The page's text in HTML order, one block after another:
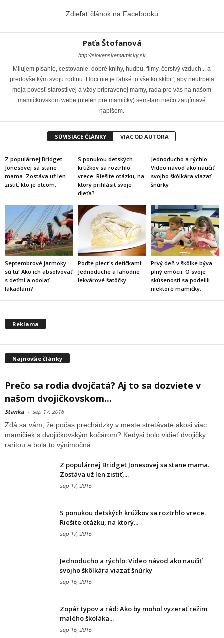
Zdieľať článok na Facebooku
Paťa Štofanová
http://slovenskemamicky.sk
Milujem písanie, cestovanie, dobré knihy, hudbu, filmy, čerstvý vzduch... a
predovšetkým svoju rodinu. Hoci nie je ľahké to všetko skĺbiť, aby neutrpela
moja povesť starostlivej a vždy pripravenej mamy, rada pre vás na našom
mamičkovskom webe (nielen pre mamičky) sem-tam niečo zaujímavé
napíšem.
SÚVISIACE ČLÁNKY VIAC OD AUTORA
Z populárnej Bridget
Jonesovej sa stane
mama. Zostáva už len
zistiť, kto je otcom.
S ponukou detských
krúžkov sa roztrhlo
vrece. Riešite otázku, na
ktorý prihlásiť svoje
dieťa?
Jednoducho a rýchlo:
Video návod ako naučiť
svojho škôlkára viazať
šnúrky
Septembrové jarmoky
sú tu! Ako ich absolvovať
s deťmi a odolať
lákadlám?
Poďte piecť s detičkami:
Jednoduché a lahodné
lekvárové šatôčky
Prvý deň v škôlke býva
plný emócii. O svoje
skúsenosti sa podelili
niektoré mamičky.
Reklama
Najnovšie články
Prečo sa rodia dvojčatá? Aj to sa dozviete v
našom dvojičkovskom...
Stanka - sep 17, 2016
Zdá sa vám, že počas prechádzky v meste stretávate akosi viac
mamičiek s dvojičkovským kočárom? Kedysi bolo vidieť dvojičky
raritou a bola to výnimočná...
Z populárnej Bridget Jonesovej sa stane mama.
Zostáva už len zistiť,...
sep 17, 2016
S ponukou detských krúžkov sa roztrhlo vrece.
Riešite otázku, na ktorý...
sep 17, 2016
Jednoducho a rýchlo: Video návod ako naučiť
svojho škôlkára viazať šnúrky
sep 16, 2016
Zopár typov a rád: Ako by mohol vyzerať režim
malého školáka...
sep 16, 2016